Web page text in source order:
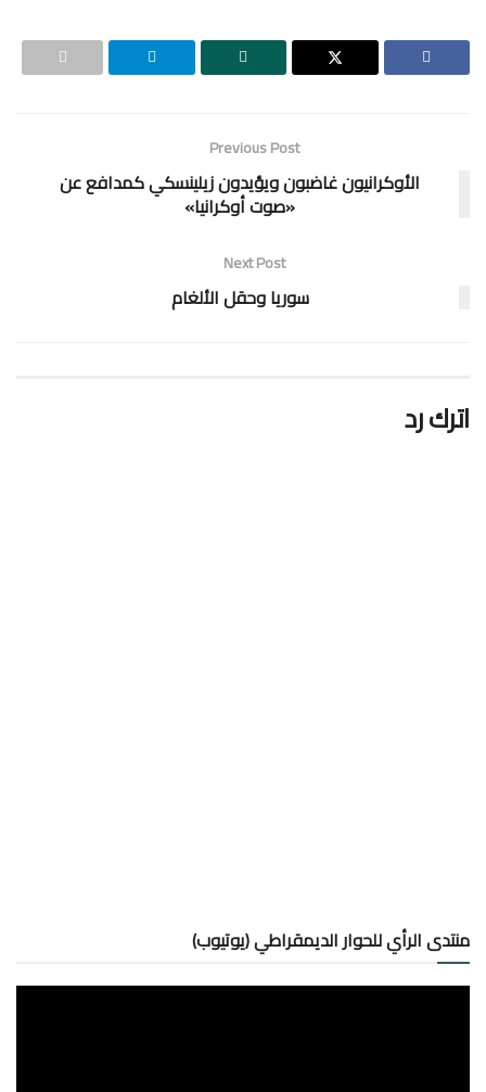
Previous Post
الأوكرانيون غاضبون ويؤيدون زيلينسكي كمدافع عن
«صوت أوكرانيا»
Next Post
سوريا وحقل الألغام
اترك رد
منتدى الرأي للحوار الديمقراطي (يوتيوب)